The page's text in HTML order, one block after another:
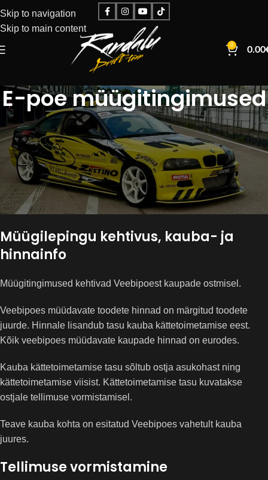
Skip to navigation
Skip to main content
0 0.00
E-poe müügitingimused
Veebipoe „Randalu Drift Team E-Pood” (edaspidi Veebipood)
omanik on
MTÜ Randalu Drift Team (registrikood 80591966),
Pärnu mnt 436,
Nõmme linnaosa,
Tallinn,
Harju maakond
Müügilepingu kehtivus, kauba- ja
hinnainfo
Müügitingimused kehtivad Veebipoest kaupade ostmisel.
Veebipoes müüdavate toodete hinnad on märgitud toodete
juurde. Hinnale lisandub tasu kauba kättetoimetamise eest.
Kõik veebipoes müüdavate kaupade hinnad on eurodes.
Kauba kättetoimetamise tasu sõltub ostja asukohast ning
kättetoimetamise viisist. Kättetoimetamise tasu kuvatakse
ostjale tellimuse vormistamisel.
Teave kauba kohta on esitatud Veebipoes vahetult kauba
juures.
Tellimuse vormistamine